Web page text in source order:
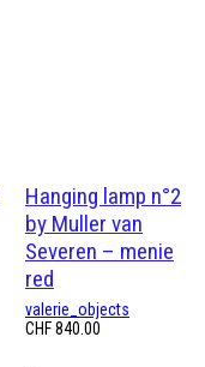
Hanging lamp n°2
by Muller van
Severen – menie
red
valerie_objects
CHF840.00